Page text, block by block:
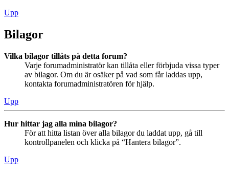
Upp
Bilagor
Vilka bilagor tillåts på detta forum?
Varje forumadministratör kan tillåta eller förbjuda vissa typer
av bilagor. Om du är osäker på vad som får laddas upp,
kontakta forumadministratören för hjälp.
Upp
Hur hittar jag alla mina bilagor?
För att hitta listan över alla bilagor du laddat upp, gå till
kontrollpanelen och klicka på “Hantera bilagor”.
Upp